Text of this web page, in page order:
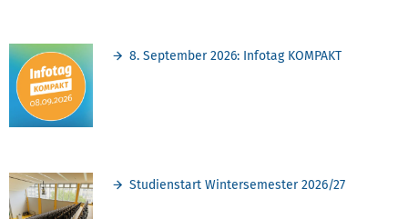
8. September 2026: Infotag KOMPAKT
Studienstart Wintersemester 2026/27